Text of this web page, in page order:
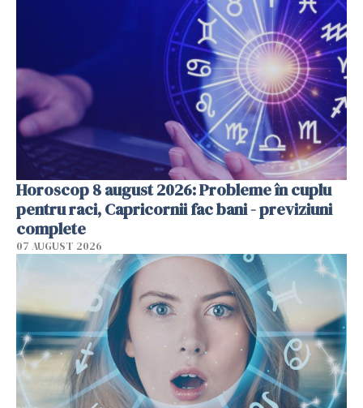
Horoscop 8 august 2026: Probleme în cuplu
pentru raci, Capricornii fac bani - previziuni
complete
07 AUGUST 2026